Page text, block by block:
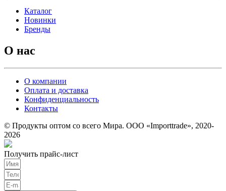
Каталог
Новинки
Бренды
О нас
О компании
Оплата и доставка
Конфиденциальность
Контакты
© Продукты оптом со всего Мира. ООО «Importtrade», 2020-
2026
Получить прайс-лист